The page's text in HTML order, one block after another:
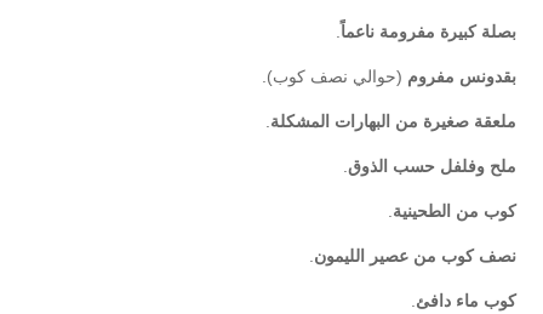
بصلة كبيرة مفرومة ناعماً.
بقدونس مفروم (حوالي نصف كوب).
ملعقة صغيرة من البهارات المشكلة
ملح وفلفل حسب الذوق
كوب من الطحينية
نصف كوب من عصير الليمون
كوب ماء دافئ